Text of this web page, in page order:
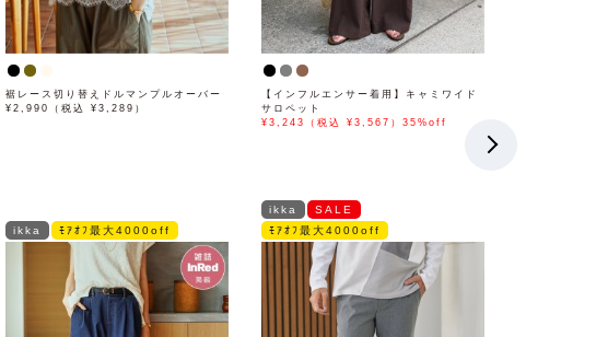
裾レース切り替えドルマンプルオーバー
¥2,990（税込 ¥3,289）
【インフルエンサー着用】キャミワイド
サロペット
¥3,243（税込 ¥3,567）35%off
ikka ﾓｱｵﾌ最大4000off
ikka
SALE
ﾓｱｵﾌ最大4000off